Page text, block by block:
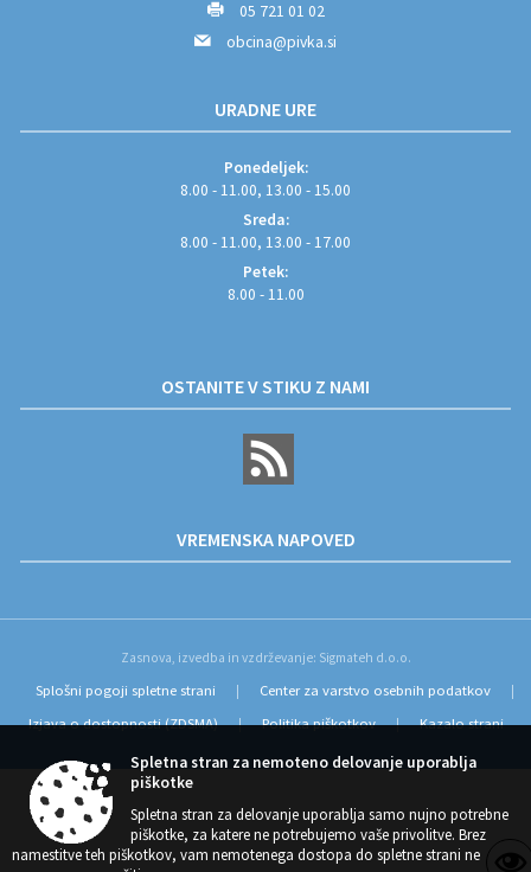
05 721 01 02
obcina@pivka.si
URADNE URE
Ponedeljek:
8.00 - 11.00, 13.00 - 15.00
Sreda:
8.00 - 11.00, 13.00 - 17.00
Petek:
8.00 - 11.00
OSTANITE V STIKU Z NAMI
VREMENSKA NAPOVED
Zasnova, izvedba in vzdrževanje: Sigmateh d.o.o.
Splošni pogoji spletne strani | Center za varstvo osebnih podatkov |
Izjava o dostopnosti (ZDSMA) | Politika piškotkov | Kazalo strani
Spletna stran za nemoteno delovanje uporablja
piškotke
Spletna stran za delovanje uporablja samo nujno potrebne
piškotke, za katere ne potrebujemo vaše privolitve. Brez
namestitve teh piškotkov, vam nemotenega dostopa do spletne strani ne